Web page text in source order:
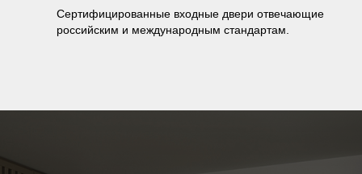
Сертифицированные входные двери отвечающие
российским и международным стандартам.